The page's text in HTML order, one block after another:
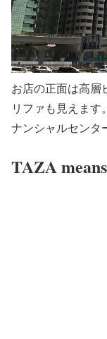
お店の正面は高層
リファも見えます
ナンシャルセンタ
TAZA